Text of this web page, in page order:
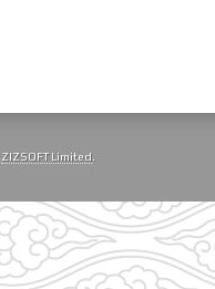
ZIZSOFT Limited